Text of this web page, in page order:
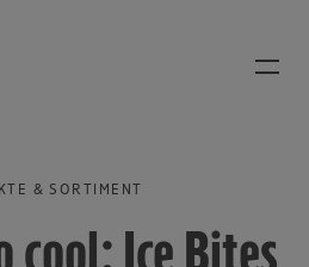
& SORTIMENT
cool: Ice Bites